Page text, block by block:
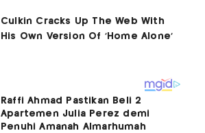
Raffi Ahmad Pastikan Beli 2
Apartemen Julia Perez demi
Penuhi Amanah Almarhumah